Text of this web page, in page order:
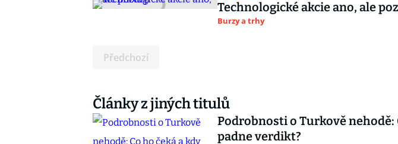
Technologické akcie ano, ale
Burzy a trhy
Předchozí
Články z jiných titulů
Podrobnosti o Turkově nehodě:
padne verdikt?